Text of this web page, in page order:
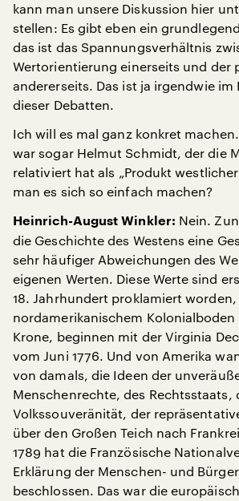
kann man unsere Diskussion hier
stellen: Es gibt eben ein
das ist das Spannungsverhältnis
Wertorientierung einerseits und der
andererseits. Das ist ja irgendwie
dieser Debatten.
Ich will es mal ganz konkret
war sogar Helmut Schmidt, der die
relativiert hat als „Produkt
man es sich so einfach machen?
Heinrich-August Winkler: Nein.
die Geschichte des Westens eine
sehr häufiger Abweichungen des
eigenen Werten. Diese Werte sind
18. Jahrhundert proklamiert
nordamerikanischem
Krone, beginnen mit der Virginia
vom Juni 1776. Und von Amerika
von damals, die Ideen der
Menschenrechte, des Rechtsstaats,
Volkssouveränität, der
über den Großen Teich nach
1789 hat die Französische
Erklärung der Menschen- und
beschlossen. Das war die